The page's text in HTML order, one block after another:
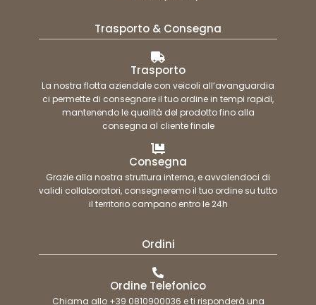
Trasporto & Consegna
Trasporto
La nostra flotta aziendale con veicoli all’avanguardia
ci permette di consegnare il tuo ordine in tempi rapidi,
mantenendo le qualità del prodotto fino alla
consegna al cliente finale
Consegna
Grazie alla nostra struttura interna, e avvalendoci di
validi collaboratori, consegneremo il tuo ordine su tutto
il territorio campano entro le 24h
Ordini
Ordine Telefonico
Chiama allo +39 0810900036 e ti risponderà una